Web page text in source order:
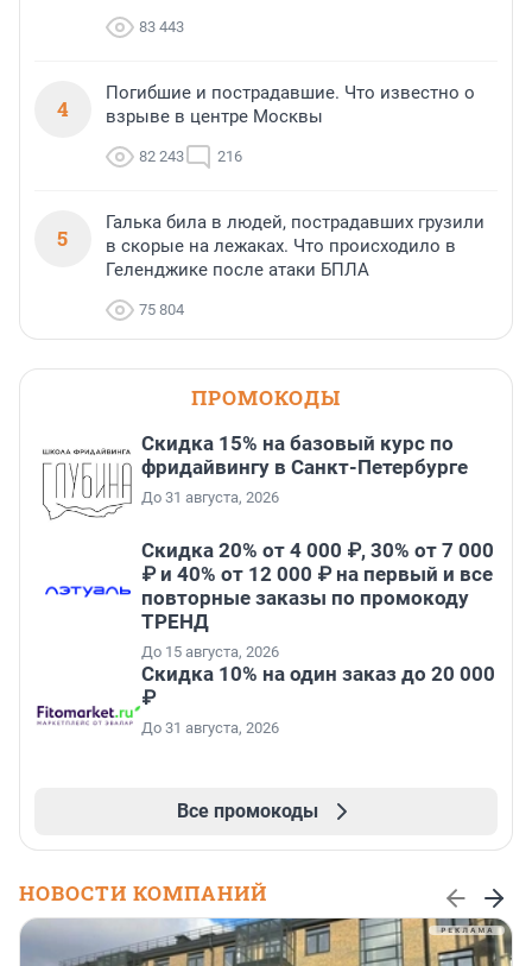
83 443
4
Погибшие и пострадавшие. Что известно о
взрыве в центре Москвы
82 243 216
5
Галька била в людей, пострадавших грузили
в скорые на лежаках. Что происходило в
Геленджике после атаки БПЛА
75 804
ПРОМОКОДЫ
Скидка 15% на базовый курс по
фридайвингу в Санкт-Петербурге
До 31 августа, 2026
Скидка 20% от 4 000 ₽, 30% от 7 000
₽ и 40% от 12 000 ₽ на первый и все
повторные заказы по промокоду
ТРЕНД
До 15 августа, 2026
Скидка 10% на один заказ до 20 000
₽
До 31 августа, 2026
Все промокоды
НОВОСТИ КОМПАНИЙ